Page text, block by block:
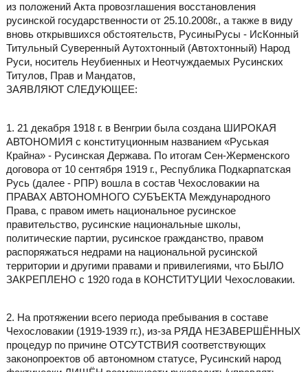
из положений Акта провозглашения восстановления
русинской государственности от 25.10.2008г., а также в виду
вновь открывшихся обстоятельств, РусиныРусы - ИсКонный
Титульный Суверенный Аутохтонный (Автохтонный) Народ
Руси, носитель Неубиенных и Неотчуждаемых Русинских
Титулов, Прав и Мандатов,
ЗАЯВЛЯЮТ СЛЕДУЮЩЕЕ:
1. 21 декабря 1918 г. в Венгрии была создана ШИРОКАЯ
АВТОНОМИЯ с конституционным названием «Руськая
Крайна» - Русинская Держава. По итогам Сен-Жерменского
договора от 10 сентября 1919 г., Республика Подкарпатская
Русь (далее - РПР) вошла в состав Чехословакии на
ПРАВАХ АВТОНОМНОГО СУБЪЕКТА Международного
Права, с правом иметь национальное русинское
правительство, русинские национальные школы,
политические партии, русинское гражданство, правом
распоряжаться недрами на национальной русинской
территории и другими правами и привилегиями, что БЫЛО
ЗАКРЕПЛЕНО с 1920 года в КОНСТИТУЦИИ Чехословакии.
2. На протяжении всего периода пребывания в составе
Чехословакии (1919-1939 гг.), из-за РЯДА НЕЗАВЕРШЁННЫХ
процедур по причине ОТСУТСТВИЯ соответствующих
законопроектов об автономном статусе, Русинский народ